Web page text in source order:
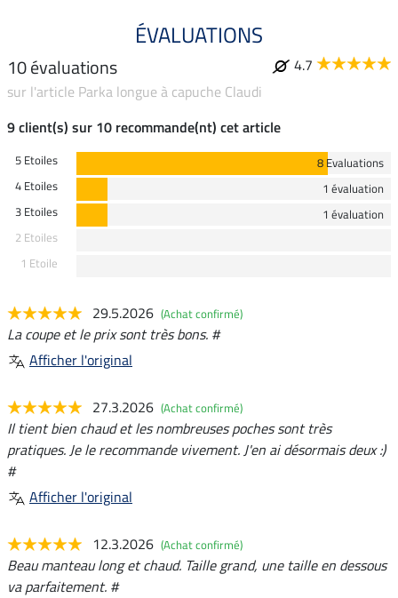
ÉVALUATIONS
10 évaluations
4.7
sur l'article Parka longue à capuche Claudi
9 client(s) sur 10 recommande(nt) cet article
5 Etoiles
8 Evaluations
4 Etoiles
1 évaluation
3 Etoiles
1 évaluation
2 Etoiles
1 Etoile
29.5.2026 (Achat confirmé)
La coupe et le prix sont très bons. #
Afficher l'original
27.3.2026 (Achat confirmé)
Il tient bien chaud et les nombreuses poches sont très
pratiques. Je le recommande vivement. J'en ai désormais deux :)
#
Afficher l'original
12.3.2026 (Achat confirmé)
Beau manteau long et chaud. Taille grand, une taille en dessous
va parfaitement. #